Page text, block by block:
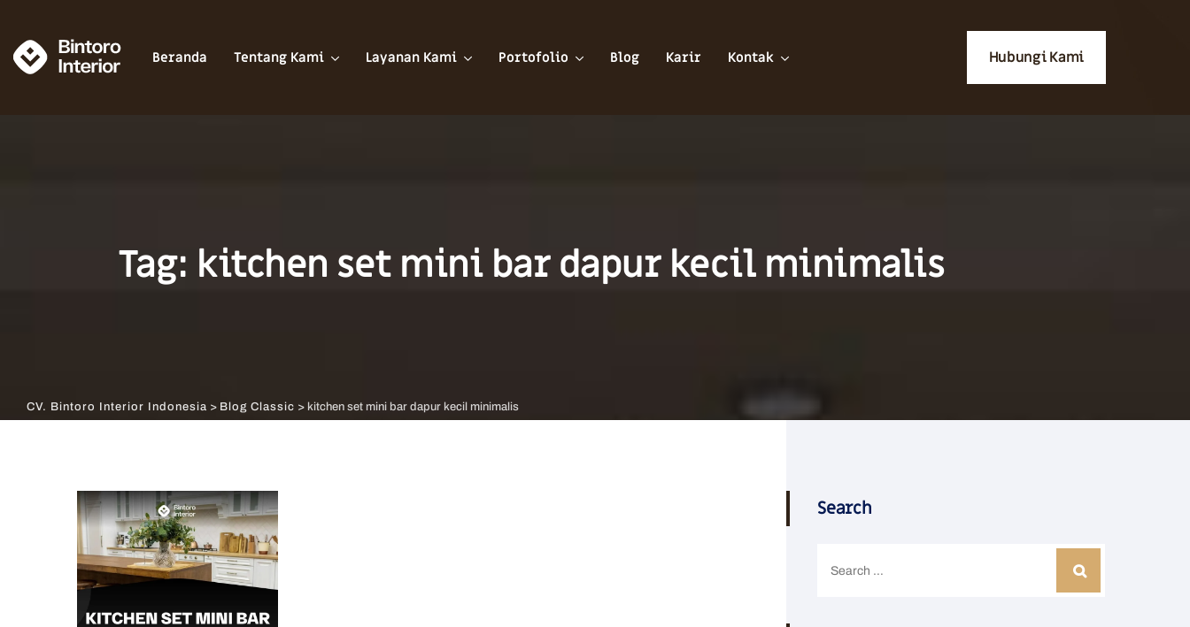
Beranda Tentang Kami Layanan Kami Portofolio Blog Karir Kontak Hubungi Kami
Tag: kitchen set mini bar dapur kecil minimalis
CV. Bintoro Interior Indonesia > Blog Classic > kitchen set mini bar dapur kecil minimalis
Search